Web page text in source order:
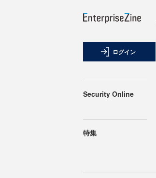
ログイン
Security Online
特集